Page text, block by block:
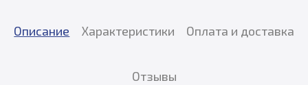
Описание Характеристики Оплата и доставка
Отзывы